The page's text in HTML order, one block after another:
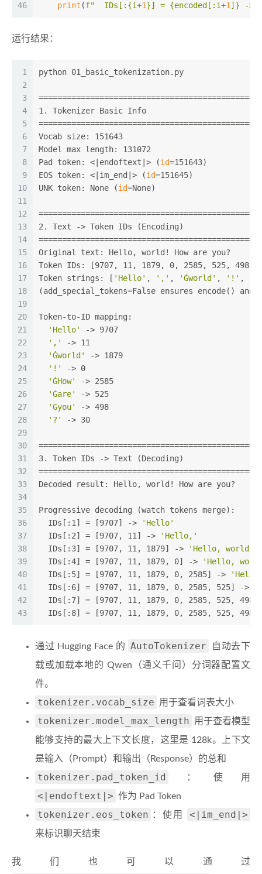
46
print (f"  IDs[: {i+1}] = {encoded[:i+1 ]} ->
运行结果：
1
2
3
4
5
6
7
8
9
10
11
12
13
14
15
16
17
18
19
20
21
22
23
24
25
26
27
28
29
30
31
32
33
34
35
36
37
38
39
40
41
42
43
python 01_basic_tokenization.py
1. Tokenizer Basic Info
Vocab size: 151643
Model max length: 131072
Pad token: <|endoftext|> (id=151643)
EOS token: <|im_end|> (id=151645)
UNK token: None (id=None)
2. Text -> Token IDs (Encoding)
Original text: Hello, world! How are you?
Token IDs: [9707, 11, 1879, 0, 2585, 525, 498,
Token strings: [ 'Hello' , ',' , 'Ġworld' , '!' ,
(add_special_tokens=False ensures encode()
Token-to-ID mapping:
'Hello'
-> 9707
','
-> 11
'Ġworld'
-> 1879
'!'
-> 0
'ĠHow'
-> 2585
'Ġare'
-> 525
'Ġyou'
-> 498
'?'
-> 30
3. Token IDs -> Text (Decoding)
Decoded result: Hello, world! How are you?
Progressive decoding (watch tokens merge):
  IDs[:1] = [9707] ->
'Hello'
  IDs[:2] = [9707, 11] ->
'Hello,'
  IDs[:3] = [9707, 11, 1879] ->
'Hello, world'
  IDs[:4] = [9707, 11, 1879, 0] ->
'Hello,
  IDs[:5] = [9707, 11, 1879, 0, 2585] ->
  IDs[:6] = [9707, 11, 1879, 0, 2585, 525] ->
IDs[:7] = [9707, 11, 1879, 0, 2585, 525,
IDs[:8] = [9707, 11, 1879, 0, 2585, 525,
通过 Hugging Face 的 AutoTokenizer
自动去下
载或加载本地的 Qwen（通义千问）分词器配置文
件。
tokenizer.vocab_size 用于查看词表大小
tokenizer.model_max_length
用于查看模型
能够支持的最大上下文长度，这里是 128k。上下文
是输入（Prompt）和输出（Response）的总和
tokenizer.pad_token_id ：使用
<|endoftext|> 作为 Pad Token
tokenizer.eos_token ：使用 <|im_end|>
来标识聊天结束
我们也可以通过